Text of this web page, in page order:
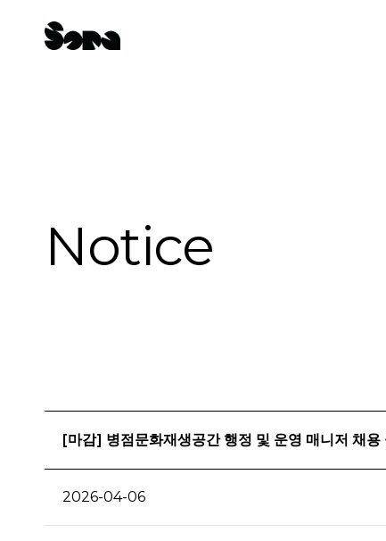
Notice
[마감] 병점문화재생공간 행정 및 운영 매니저 채용
2026-04-06